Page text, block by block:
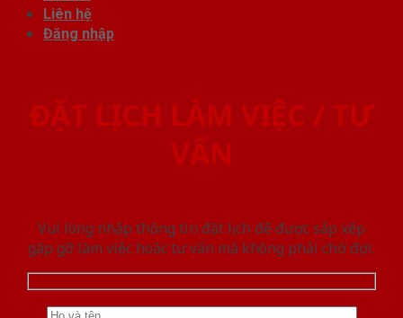
Liên hệ
Đăng nhập
ĐẶT LỊCH LÀM VIỆC / TƯ
VẤN
Vui lòng nhập thông tin đặt lịch để được sắp xếp
gặp gỡ làm việc hoăc tư vấn mà không phải chờ đợi.